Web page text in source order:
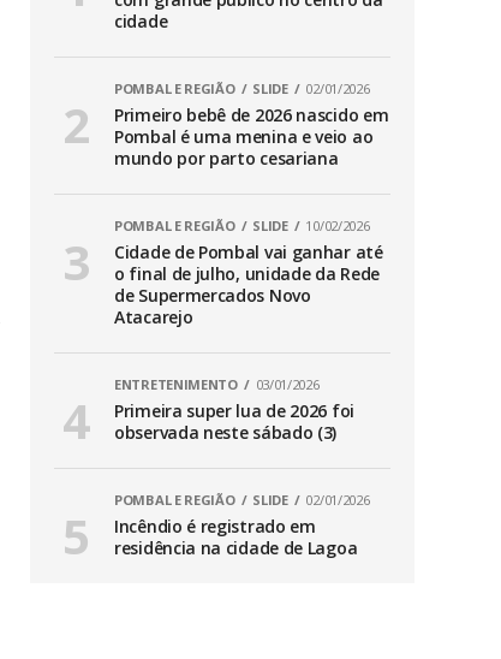
cidade
POMBAL E REGIÃO SLIDE 02/01/2026
Primeiro bebê de 2026 nascido em
Pombal é uma menina e veio ao
mundo por parto cesariana
POMBAL E REGIÃO SLIDE 10/02/2026
Cidade de Pombal vai ganhar até
o final de julho, unidade da Rede
de Supermercados Novo
Atacarejo
ENTRETENIMENTO 03/01/2026
Primeira super lua de 2026 foi
observada neste sábado (3)
POMBAL E REGIÃO SLIDE 02/01/2026
Incêndio é registrado em
residência na cidade de Lagoa